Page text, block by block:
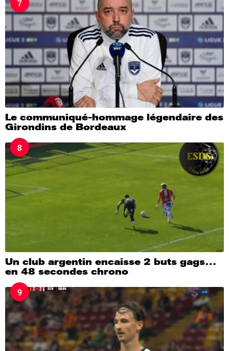
7
Le communiqué-hommage légendaire des
Girondins de Bordeaux
8
Un club argentin encaisse 2 buts gags…
en 48 secondes chrono
9